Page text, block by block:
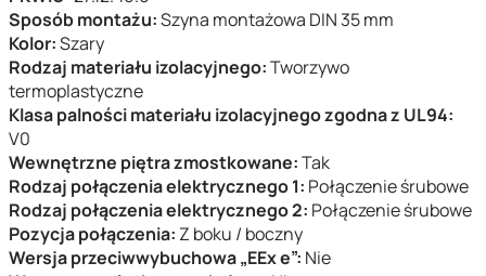
Sposób montażu:Szyna montażowa DIN 35 mm
Kolor:Szary
Rodzaj materiału izolacyjnego:Tworzywo
termoplastyczne
Klasa palności materiału izolacyjnego zgodna z UL94:
V0
Wewnętrzne piętra zmostkowane:Tak
Rodzaj połączenia elektrycznego 1: Połączenie śrubowe
Rodzaj połączenia elektrycznego 2: Połączenie śrubowe
Pozycja połączenia: Z boku / boczny
Wersja przeciwwybuchowa „EEx e”: Nie